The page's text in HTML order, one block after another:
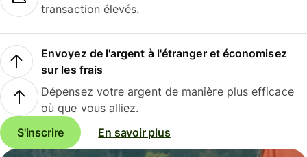
transaction élevés.
Envoyez de l'argent à l'étranger et économisez
sur les frais
Dépensez votre argent de manière plus efficace
où que vous alliez.
S'inscrire
En savoir plus